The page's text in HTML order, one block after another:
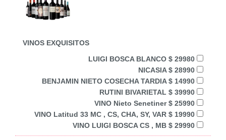
VINOS EXQUISITOS
LUIGI BOSCA BLANCO $ 29980
NICASIA $ 28990
BENJAMIN NIETO COSECHA TARDIA $ 14990
RUTINI BIVARIETAL $ 39990
VINO Nieto Senetiner $ 25990
VINO Latitud 33 MC , CS, CHA, SY, VAR $ 19990
VINO LUIGI BOSCA CS , MB $ 29990